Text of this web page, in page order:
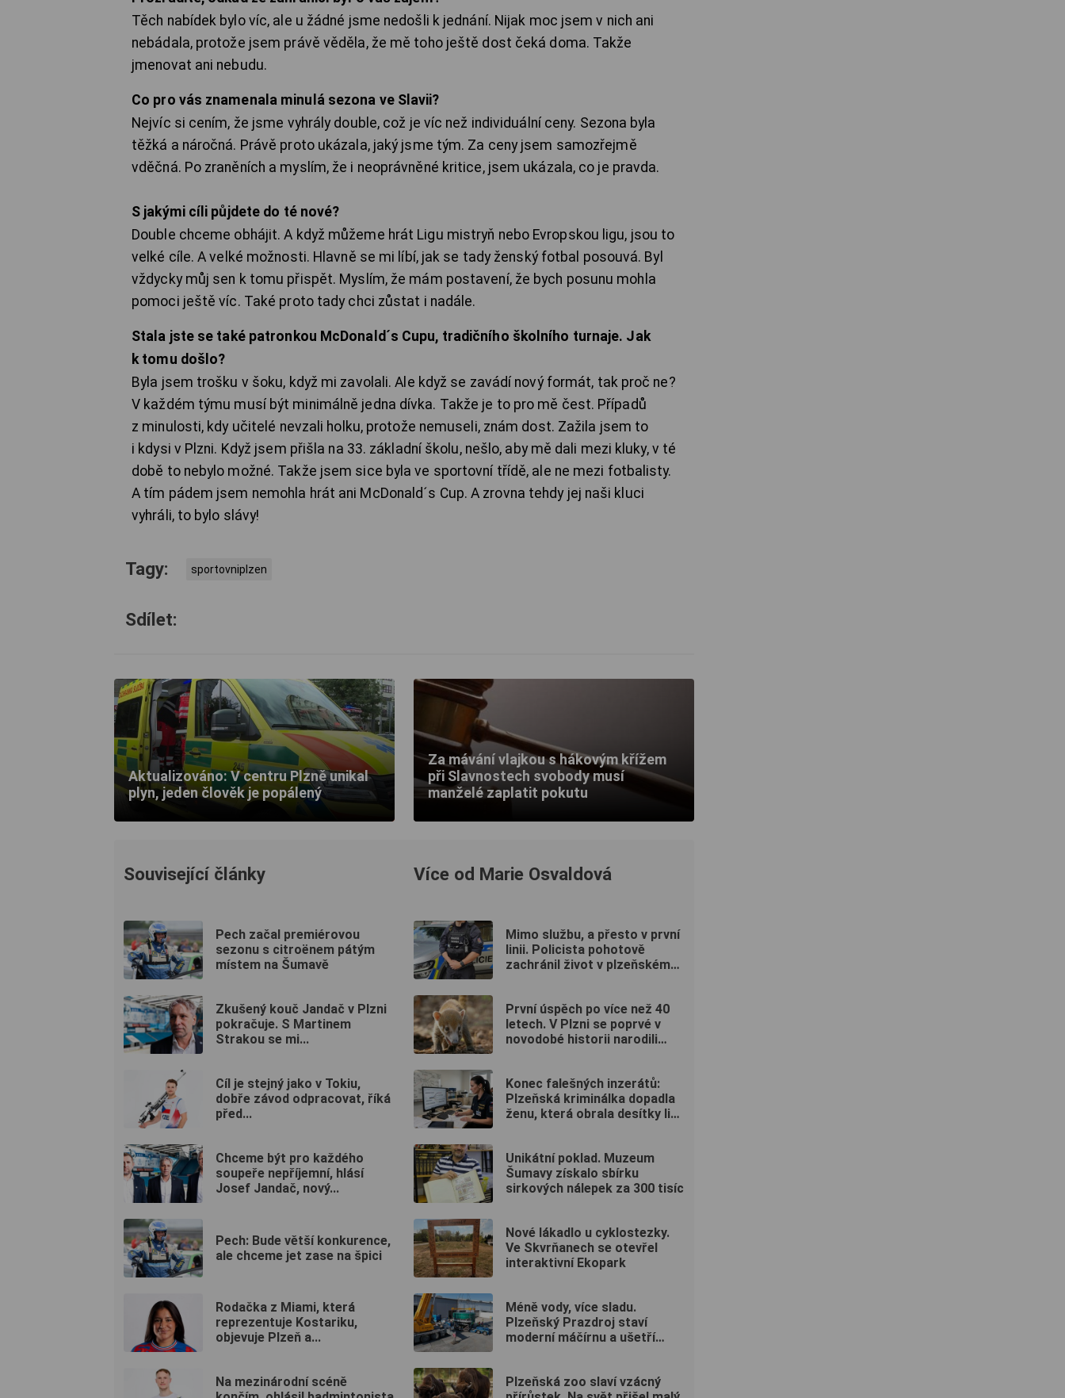
Těch nabídek bylo víc, ale u žádné jsme nedošli k jednání. Nijak moc jsem v nich ani
nebádala, protože jsem právě věděla, že mě toho ještě dost čeká doma. Takže
jmenovat ani nebudu.
Co pro vás znamenala minulá sezona ve Slavii?
Nejvíc si cením, že jsme vyhrály double, což je víc než individuální ceny. Sezona byla
těžká a náročná. Právě proto ukázala, jaký jsme tým. Za ceny jsem samozřejmě
vděčná. Po zraněních a myslím, že i neoprávněné kritice, jsem ukázala, co je pravda.
S jakými cíli půjdete do té nové?
Double chceme obhájit. A když můžeme hrát Ligu mistryň nebo Evropskou ligu, jsou to
velké cíle. A velké možnosti. Hlavně se mi líbí, jak se tady ženský fotbal posouvá. Byl
vždycky můj sen k tomu přispět. Myslím, že mám postavení, že bych posunu mohla
pomoci ještě víc. Také proto tady chci zůstat i nadále.
Stala jste se také patronkou McDonald´s Cupu, tradičního školního turnaje. Jak
k tomu došlo?
Byla jsem trošku v šoku, když mi zavolali. Ale když se zavádí nový formát, tak proč ne?
V každém týmu musí být minimálně jedna dívka. Takže je to pro mě čest. Případů
z minulosti, kdy učitelé nevzali holku, protože nemuseli, znám dost. Zažila jsem to
i kdysi v Plzni. Když jsem přišla na 33. základní školu, nešlo, aby mě dali mezi kluky, v té
době to nebylo možné. Takže jsem sice byla ve sportovní třídě, ale ne mezi fotbalisty.
A tím pádem jsem nemohla hrát ani McDonald´s Cup. A zrovna tehdy jej naši kluci
vyhráli, to bylo slávy!
Tagy: sportovniplzen
Sdílet:
Aktualizováno: V centru Plzně unikal
plyn, jeden člověk je popálený
Za mávání vlajkou s hákovým křížem
při Slavnostech svobody musí
manželé zaplatit pokutu
Související články
Pech začal premiérovou
sezonu s citroënem pátým
místem na Šumavě
Zkušený kouč Jandač v Plzni
pokračuje. S Martinem
Strakou se mi...
Cíl je stejný jako v Tokiu,
dobře závod odpracovat, říká
před...
Chceme být pro každého
soupeře nepříjemní, hlásí
Josef Jandač, nový...
Pech: Bude větší konkurence,
ale chceme jet zase na špici
Rodačka z Miami, která
reprezentuje Kostariku,
objevuje Plzeň a...
Na mezinárodní scéně
Více od Marie Osvaldová
Mimo službu, a přesto v první
linii. Policista pohotově
zachránil život v plzeňském
První úspěch po více než 40
letech. V Plzni se poprvé v
novodobé historii narodili
Konec falešných inzerátů:
Plzeňská kriminálka dopadla
ženu, která obrala desítky lidí
Unikátní poklad. Muzeum
Šumavy získalo sbírku
sirkových nálepek za 300 tisíc
Nové lákadlo u cyklostezky.
Ve Skvrňanech se otevřel
interaktivní Ekopark
Méně vody, více sladu.
Plzeňský Prazdroj staví
moderní máčírnu a ušetří
Plzeňská zoo slaví vzácný